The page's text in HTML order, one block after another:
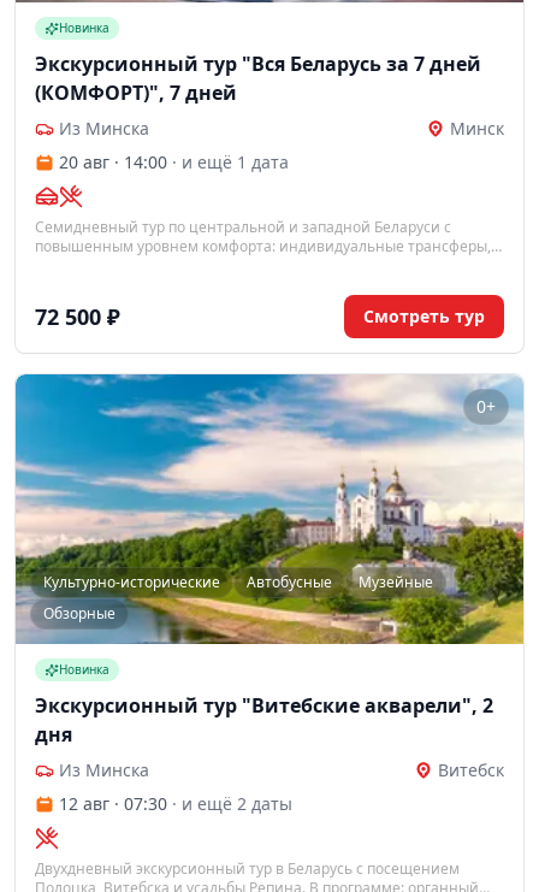
Новинка
Экскурсионный тур "Вся Беларусь за 7 дней
(КОМФОРТ)", 7 дней
Из Минска
Минск
20 авг · 14:00 · и ещё 1 дата
Семидневный тур по центральной и западной Беларуси с
повышенным уровнем комфорта: индивидуальные трансферы,
72 500 ₽ Смотреть тур
0+
Культурно-исторические Автобусные
Музейные
Обзорные
Новинка
Экскурсионный тур "Витебские акварели", 2
дня
Из Минска
Витебск
12 авг · 07:30 · и ещё 2 даты
Двухдневный экскурсионный тур в Беларусь с посещением
Полоцка, Витебска и усадьбы Репина. В программе: органный